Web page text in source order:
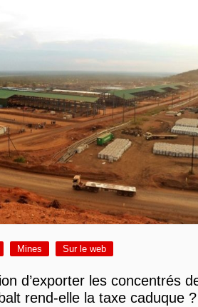
Mines Sur le web
d’exporter les concentrés
rend-elle la taxe caduque ?